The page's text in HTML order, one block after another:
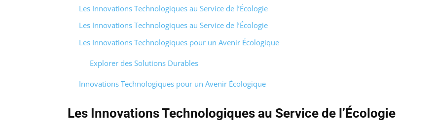
Les Innovations Technologiques au Service de l’Écologie
Les Innovations Technologiques au Service de l’Écologie
Les Innovations Technologiques pour un Avenir Écologique
Explorer des Solutions Durables
Innovations Technologiques pour un Avenir Écologique
Les Innovations Technologiques au Service de l’Écologie